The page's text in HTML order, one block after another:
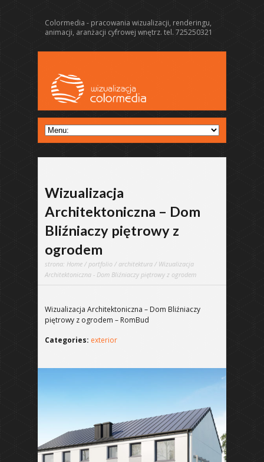
Colormedia - pracowania wizualizacji, renderingu,
animacji, aranżacji cyfrowej wnętrz. tel. 725250321
Wizualizacja
Architektoniczna – Dom
Bliźniaczy piętrowy z
ogrodem
strona: Home / portfolio / architektura / Wizualizacja
Architektoniczna - Dom Bliźniaczy piętrowy z ogrodem
Wizualizacja Architektoniczna – Dom Bliźniaczy
piętrowy z ogrodem – RomBud
Categories: exterior